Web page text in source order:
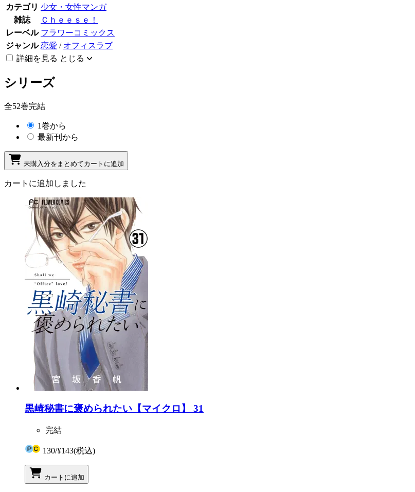
カテゴリ 少女・女性マンガ
雑誌
Ｃｈｅｅｓｅ！
レーベル フラワーコミックス
ジャンル 恋愛 / オフィスラブ
詳細を見る とじる
シリーズ
全52巻完結
1巻から
最新刊から
未購入分をまとめてカートに追加
カートに追加しました
黒崎秘書に褒められたい【マイクロ】 31
完結
130/¥143(税込)
カートに追加